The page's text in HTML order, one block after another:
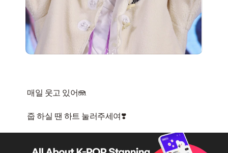
매일 웃고 있어🪼
줍 하실 땐 하트 눌러주세여❣️